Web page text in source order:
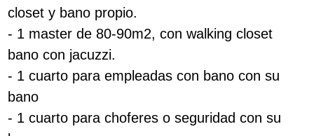
closet y bano propio.
- 1 master de 80-90m2, con walking closet
bano con jacuzzi.
- 1 cuarto para empleadas con bano con su
bano
- 1 cuarto para choferes o seguridad con su